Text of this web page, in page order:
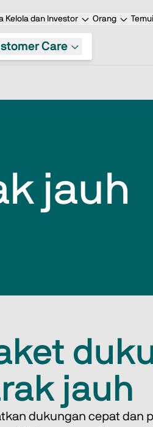
Kelola dan Investor Orang
Care
jauh
jauh
dukungan cepat dan